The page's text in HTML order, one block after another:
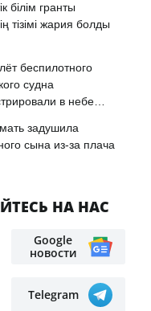
білім гранты
тізімі жария болды
беспилотного
судна
в небе
задушила
сына из-за плача
НА НАС
Google
новости
Telegram